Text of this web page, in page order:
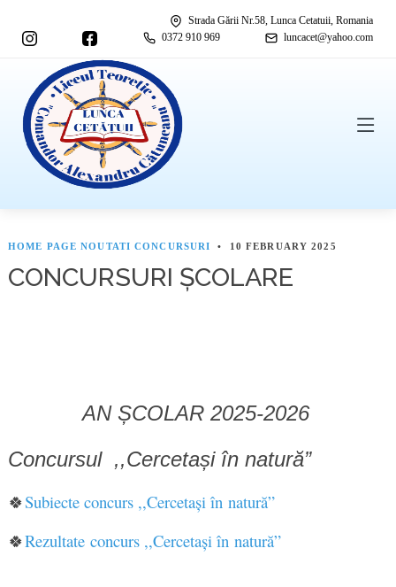
Strada Gării Nr.58, Lunca Cetatuii, Romania
0372 910 969
luncacet@yahoo.com
Acasa Home page noutati
concursuri-Scolare
HOME PAGE NOUTATICONCURSURI • 10 FEBRUARY 2025
CONCURSURI ȘCOLARE
AN ȘCOLAR 2025-2026
Concursul ,,Cercetași în natură”
🍀Subiecte concurs ,,Cercetași în natură”
🍀Rezultate concurs ,,Cercetași în natură”